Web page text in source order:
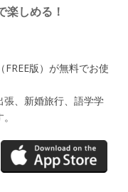
楽しめる！
版）が無料でお使
、新婚旅行、語学学